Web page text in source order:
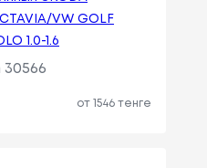
VW GOLF
1.0-1.6
от 1546 тенге